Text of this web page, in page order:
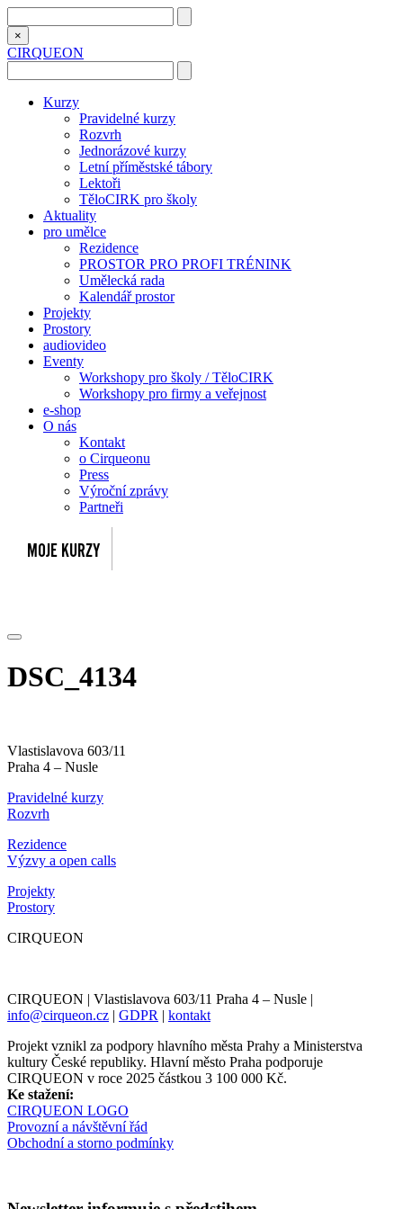
×
CIRQUEON
Kurzy
Pravidelné kurzy
Rozvrh
Jednorázové kurzy
Letní příměstské tábory
Lektoři
TěloCIRK pro školy
Aktuality
pro umělce
Rezidence
PROSTOR PRO PROFI TRÉNINK
Umělecká rada
Kalendář prostor
Projekty
Prostory
audiovideo
Eventy
Workshopy pro školy / TěloCIRK
Workshopy pro firmy a veřejnost
e-shop
O nás
Kontakt
o Cirqueonu
Press
Výroční zprávy
Partneři
DSC_4134
Vlastislavova 603/11
Praha 4 – Nusle
Pravidelné kurzy
Rozvrh
Rezidence
Výzvy a open calls
Projekty
Prostory
CIRQUEON
CIRQUEON | Vlastislavova 603/11 Praha 4 – Nusle |
info@cirqueon.cz | GDPR | kontakt
Projekt vznikl za podpory hlavního města Prahy a Ministerstva
kultury České republiky. Hlavní město Praha podporuje
CIRQUEON v roce 2025 částkou 3 100 000 Kč.
Ke stažení:
CIRQUEON LOGO
Provozní a návštěvní řád
Obchodní a storno podmínky